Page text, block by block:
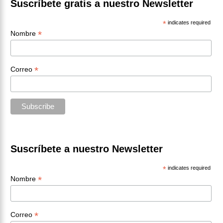
Suscríbete gratis a nuestro Newsletter
* indicates required
Nombre *
Correo *
Suscríbete a nuestro Newsletter
* indicates required
Nombre *
Correo *